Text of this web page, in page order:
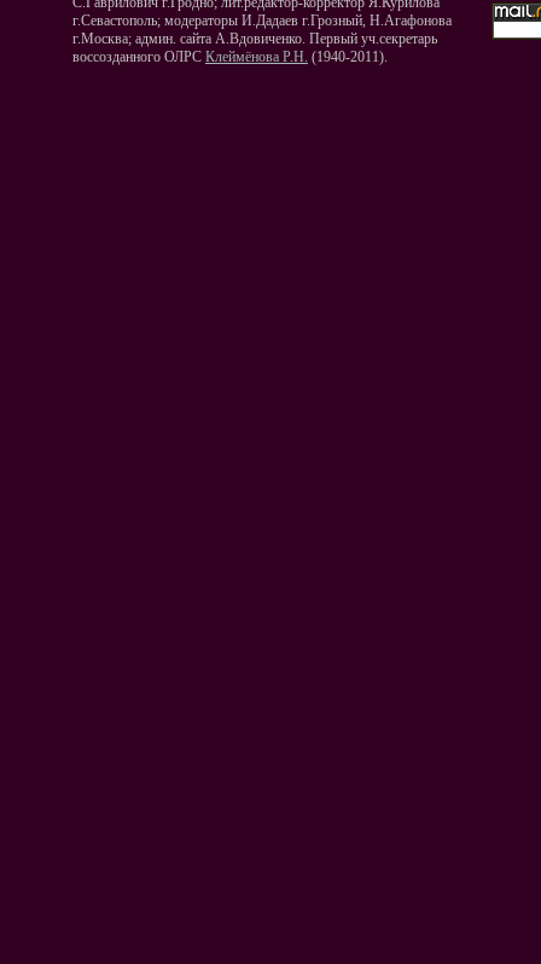
г.Севастополь; модераторы И.Дадаев г.Грозный, Н.Агафонова
г.Москва; админ. сайта А.Вдовиченко. Первый уч.секретарь
воссозданного ОЛРС Клеймёнова Р.Н. (1940-2011).